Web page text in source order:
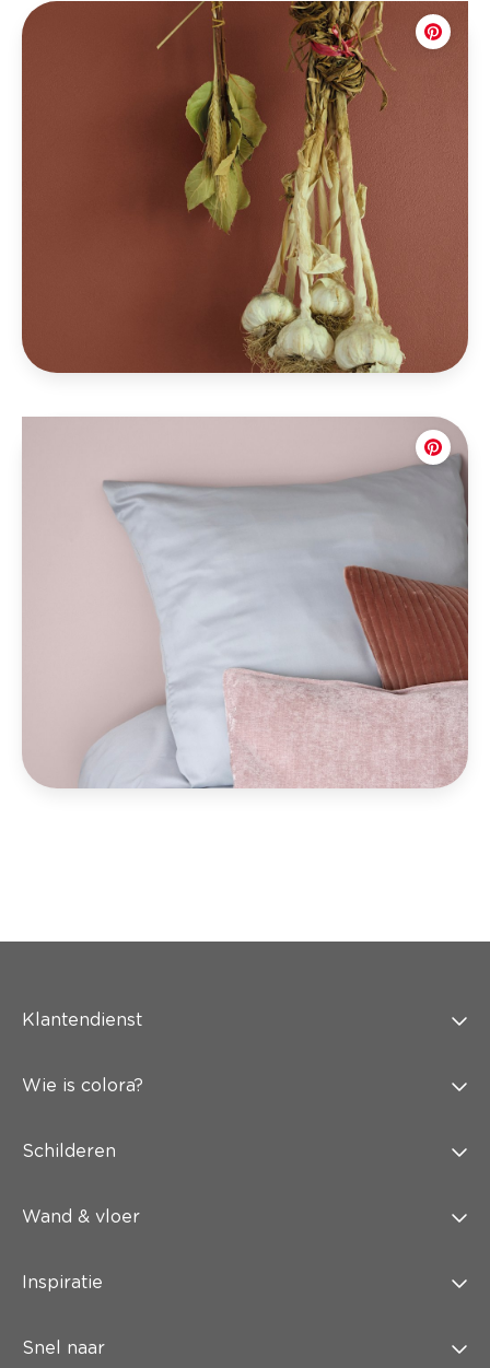
Klantendienst
Wie is colora?
Schilderen
Wand & vloer
Inspiratie
Snel naar